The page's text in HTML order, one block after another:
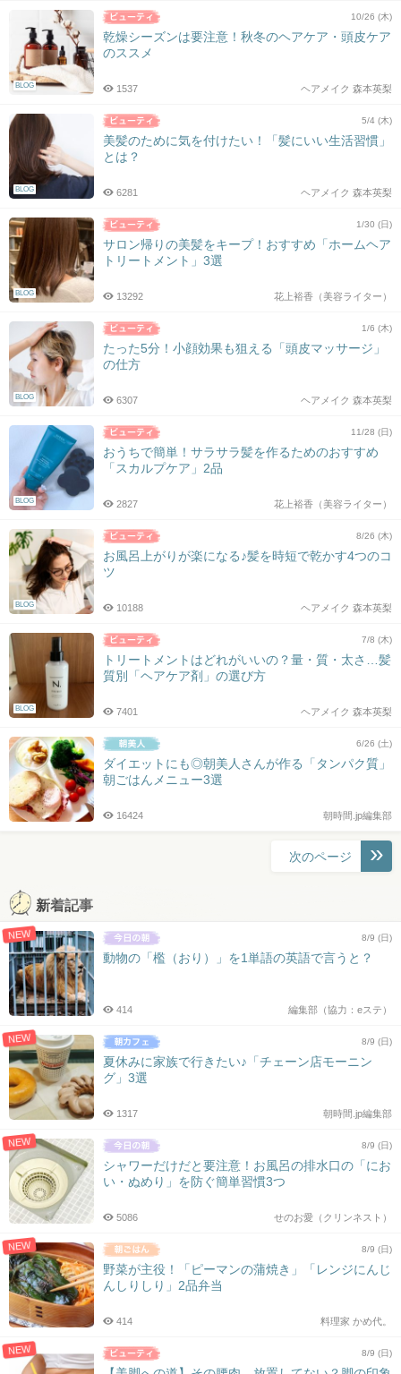
BLOG
10/26 (木)
乾燥シーズンは要注意！秋冬のヘアケア・頭皮ケア
のススメ
ヘアメイク 森本英梨
1537
BLOG
5/4 (木)
美髪のために気を付けたい！「髪にいい生活習慣」
とは？
ヘアメイク 森本英梨
6281
BLOG
1/30 (日)
サロン帰りの美髪をキープ！おすすめ「ホームヘア
トリートメント」3選
花上裕香（美容ライター）
13292
BLOG
1/6 (木)
たった5分！小顔効果も狙える「頭皮マッサージ」
の仕方
ヘアメイク 森本英梨
6307
BLOG
11/28 (日)
おうちで簡単！サラサラ髪を作るためのおすすめ
「スカルプケア」2品
花上裕香（美容ライター）
2827
BLOG
8/26 (木)
お風呂上がりが楽になる♪髪を時短で乾かす4つのコ
ツ
ヘアメイク 森本英梨
10188
BLOG
7/8 (木)
トリートメントはどれがいいの？量・質・太さ…髪
質別「ヘアケア剤」の選び方
ヘアメイク 森本英梨
7401
6/26 (土)
ダイエットにも◎朝美人さんが作る「タンパク質」
朝ごはんメニュー3選
朝時間.jp編集部
16424
ナ
ビ
ゲ
ー
シ
ョ
次のページ
新着記事
NEW 8/9 (日)
動物の「檻（おり）」を1単語の英語で言うと？
編集部（協力：eステ）
414
NEW 8/9 (日)
夏休みに家族で行きたい♪「チェーン店モーニン
グ」3選
朝時間.jp編集部
1317
NEW 8/9 (日)
シャワーだけだと要注意！お風呂の排水口の「にお
い・ぬめり」を防ぐ簡単習慣3つ
せのお愛（クリンネスト）
5086
NEW 8/9 (日)
野菜が主役！「ピーマンの蒲焼き」「レンジにんじ
んしりしり」2品弁当
料理家 かめ代。
414
NEW 8/9 (日)